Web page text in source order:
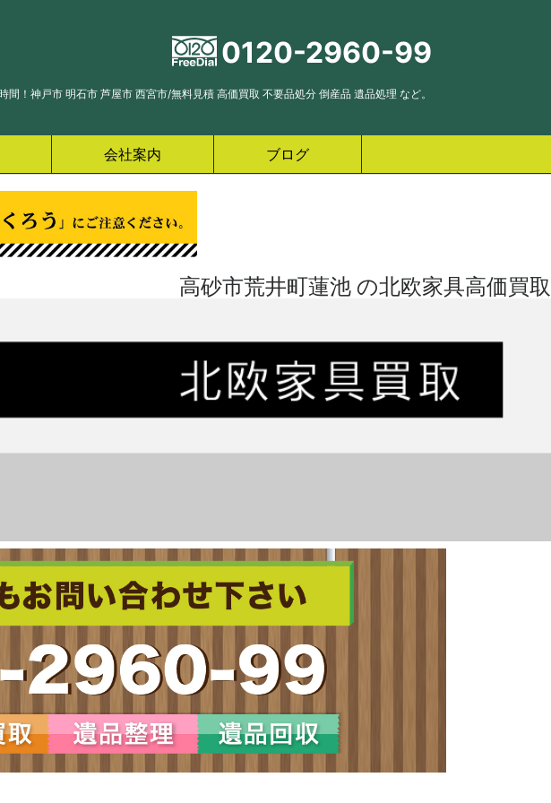
0120-2960-99
間！神戸市 明石市 芦屋市 西宮市/無料見積 高価買取 不要品処分 倒産品 遺品処理 など。
会社案内 ブログ
高砂市荒井町蓮池 の北欧家具高価買取